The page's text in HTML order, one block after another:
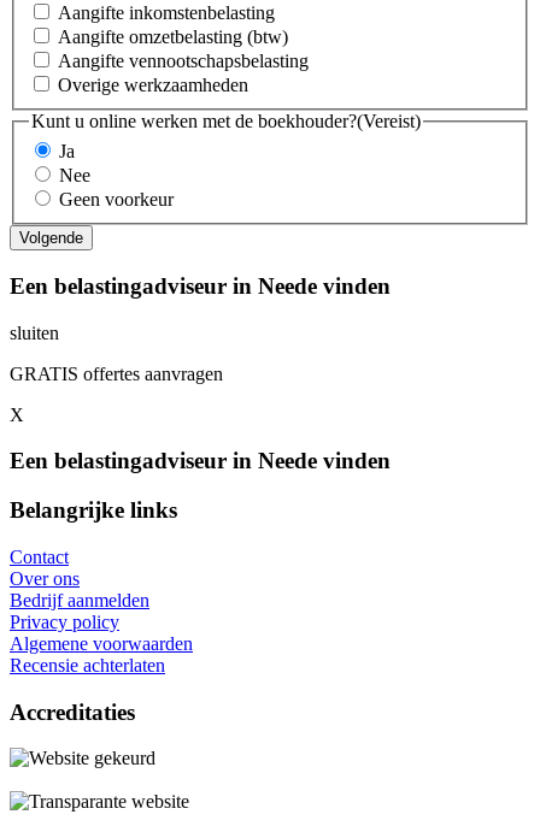
Aangifte inkomstenbelasting
Aangifte omzetbelasting (btw)
Aangifte vennootschapsbelasting
Overige werkzaamheden
Kunt u online werken met de boekhouder?(Vereist)
Ja
Nee
Geen voorkeur
Een belastingadviseur in Neede vinden
sluiten
GRATIS offertes aanvragen
X
Een belastingadviseur in Neede vinden
Belangrijke links
Contact
Over ons
Bedrijf aanmelden
Privacy policy
Algemene voorwaarden
Recensie achterlaten
Accreditaties